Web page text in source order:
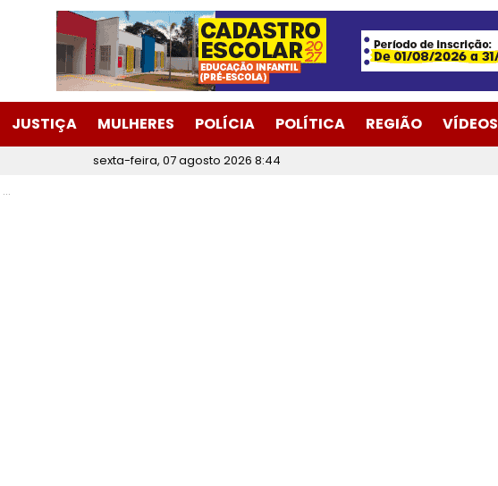
JUSTIÇA MULHERES POLÍCIA POLÍTICA REGIÃO VÍDEOS
sexta-feira, 07 agosto 2026 8:44